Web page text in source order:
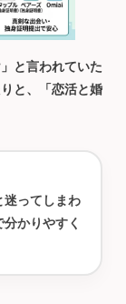
と言われていた
と、「恋活と婚
迷ってしまわ
かりやすく